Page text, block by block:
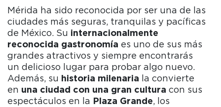
Mérida ha sido reconocida por ser una de las
ciudades más seguras, tranquilas y pacíficas
de México. Su internacionalmente
reconocida gastronomía es uno de sus más
grandes atractivos y siempre encontrarás
un delicioso lugar para probar algo nuevo.
Además, su historia milenaria la convierte
en una ciudad con una gran cultura con sus
espectáculos en la Plaza Grande, los